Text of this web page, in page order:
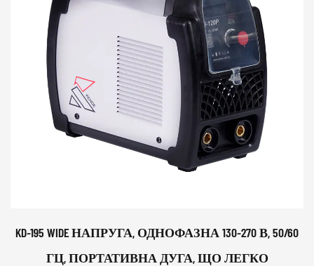
KD-195 WIDE НАПРУГА, ОДНОФАЗНА 130-270 В, 50/60
ГЦ, ПОРТАТИВНА ДУГА, ЩО ЛЕГКО